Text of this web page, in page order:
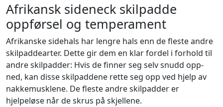
Afrikansk sideneck skilpadde
oppførsel og temperament
Afrikanske sidehals har lengre hals enn de fleste andre
skilpaddearter. Dette gir dem en klar fordel i forhold til
andre skilpadder: Hvis de finner seg selv snudd opp-
ned, kan disse skilpaddene rette seg opp ved hjelp av
nakkemusklene. De fleste andre skilpadder er
hjelpeløse når de skrus på skjellene.